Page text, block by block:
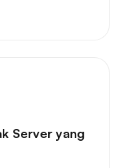
Server yang